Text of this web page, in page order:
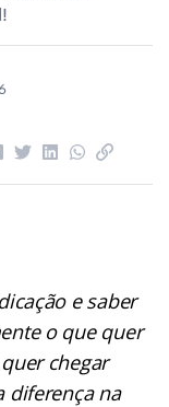
e saber
o que quer
chegar
diferença na